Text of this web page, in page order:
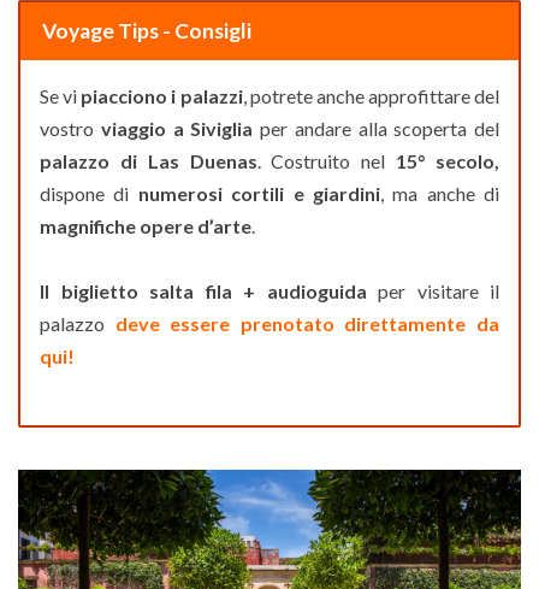
Voyage Tips - Consigli
Se vi piacciono i palazzi, potrete anche approfittare del
vostro viaggio a Siviglia per andare alla scoperta del
palazzo di Las Duenas . Costruito nel 15° secolo,
dispone di numerosi cortili e giardini, ma anche di
magnifiche opere d’arte
Il biglietto salta fila + audioguida per visitare il
palazzo deve essere prenotato direttamente da
qui!